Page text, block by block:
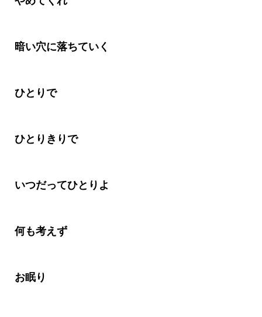
暗い穴に落ちていく
ひとりで
ひとりきりで
いつだってひとりよ
何も考えず
お眠り